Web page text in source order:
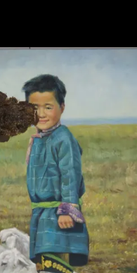
藏品
的二十及二十一世